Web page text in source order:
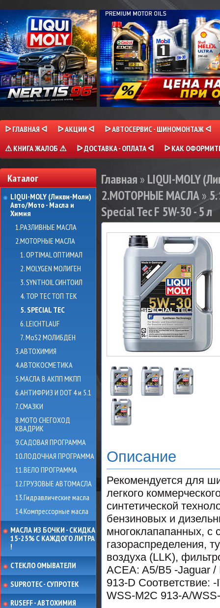
ᐅ ГЛАВНАЯ ᐊ ᐅ АКЦИИ ᐊ
ᐅ АВТОСЕРВИС - ШИНОМОНТАЖ ᐊ
⚠ КНИГА ЖАЛОБ ⚠
ᐅ ДОСТАВКА - ОПЛАТА ᐊ ᐅ КАК
Каталог
LIQUI-MOLY (Ликви-Моли)
Авто/Мото - Масла и
Химия
1.РАЗЛИВНЫЕ МАСЛА
2.МОТОРНЫЕ МАСЛА
1. OPTIMAL ОПТИМАЛ
2. MOLYGEN МОЛИГЕН
3. SYNTHOIL СИНТОИЛ
4. TOP TEC ТОП ТЕК
5. SPECIAL TEC
6. LEICHTLAUF
7. MoS2 МОЛИБДЕН
3.АВТОХИМИЯ
4.АВТОКОСМЕТИКА
5.МАСЛА В АКПП МКПП
6.АНТИФРИЗ И DOT 4 и 5.1
7.СМАЗКИ
8.МОТО СНЕГОХОД
КВАДРИК
9.САДОВАЯ ПРОГРАММА
10.ЛОДОЧНАЯ ПРОГРАММА
11.ВЕЛО ПРОГРАММА
12.ГРУЗОВЫЕ АВТОМАСЛА
13.Гидравлические масла
14.Компрессорные масла
МАСЛА ИЗ БОЧКИ - СКИДКА
15-25% С КАЖДОГО ЛИТРА
!
СТЕКЛО ОМЫВАТЕЛИ
SUPROTEC - СУПРОТЕК
RUSEFF - АВТОХИМИЯ
Главная » LIQUI-MOLY
2.МОТОРНЫЕ МАСЛА»5.
Special Tec F 5W-30 - 5 л
Описание
Рекомендуется для
легкого
синтетической
бензиновых и
многоклапапанных, с
газораспределения,
воздуха (LLK),
ACEA: A5/B5 -Jaguar
913-D Соответствие:
WSS-M2C 913-A/